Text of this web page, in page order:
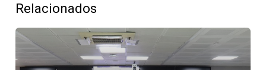
Relacionados